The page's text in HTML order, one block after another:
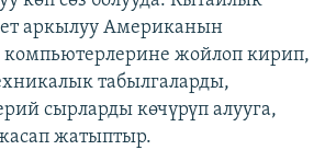
аркылуу Американын
жойлоп кирип,
табылгаларды,
сырларды көчүрүп алууга,
жатыптыр.